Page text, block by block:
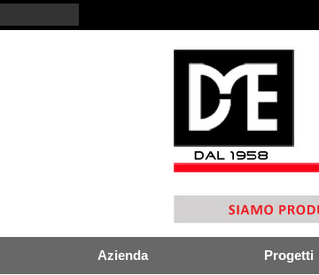
Azienda Progetti